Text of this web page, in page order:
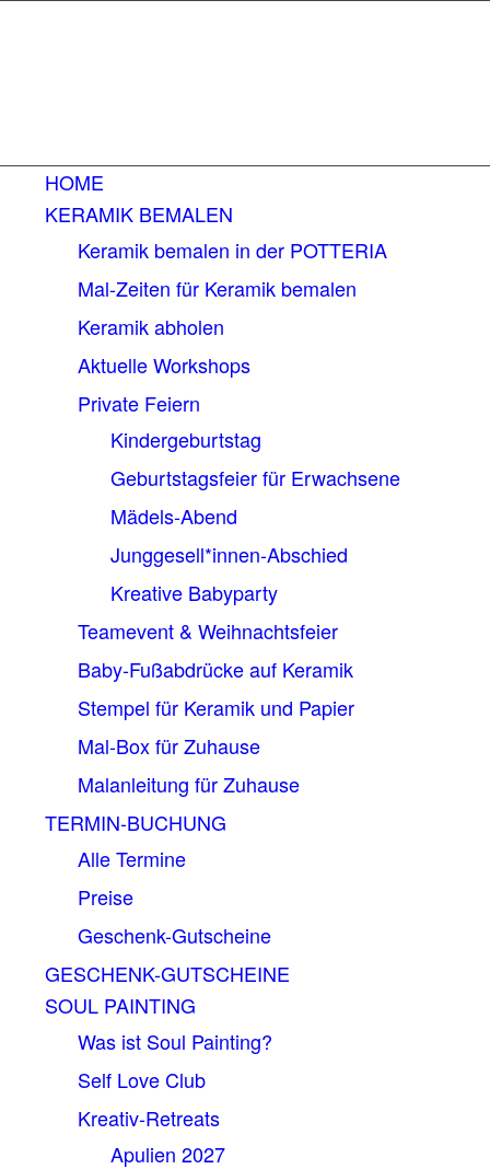
HOME
KERAMIK BEMALEN
Keramik bemalen in der POTTERIA
Mal-Zeiten für Keramik bemalen
Keramik abholen
Aktuelle Workshops
Private Feiern
Kindergeburtstag
Geburtstagsfeier für Erwachsene
Mädels-Abend
Junggesell*innen-Abschied
Kreative Babyparty
Teamevent & Weihnachtsfeier
Baby-Fußabdrücke auf Keramik
Stempel für Keramik und Papier
Mal-Box für Zuhause
Malanleitung für Zuhause
TERMIN-BUCHUNG
Alle Termine
Preise
Geschenk-Gutscheine
GESCHENK-GUTSCHEINE
SOUL PAINTING
Was ist Soul Painting?
Self Love Club
Kreativ-Retreats
Apulien 2027